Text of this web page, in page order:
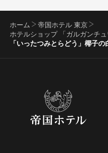
ホーム
帝国ホテル 東京
ホテルショップ 「ガルガンチュ
「いったつみとらどう」椰子